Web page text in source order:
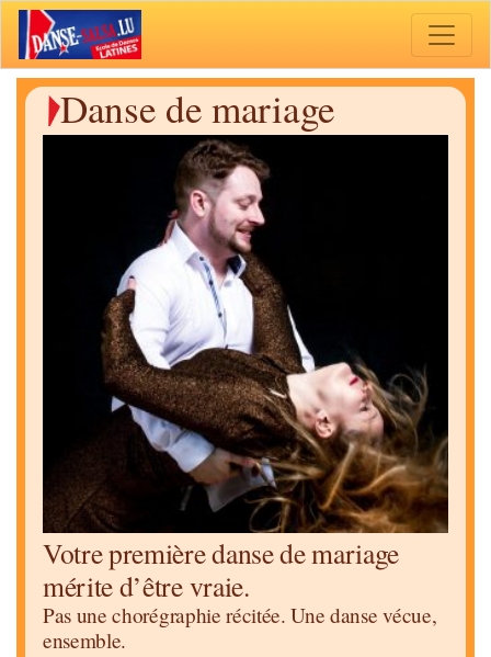
Danse de mariage
Votre première danse de mariage
mérite d’être vraie.
Pas une chorégraphie récitée. Une danse vécue,
ensemble.